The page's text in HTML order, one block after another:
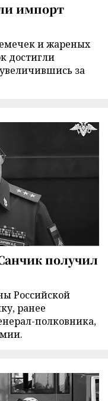
импорт
и жареных
достигли
за
получил
Российской
ранее
полковника,